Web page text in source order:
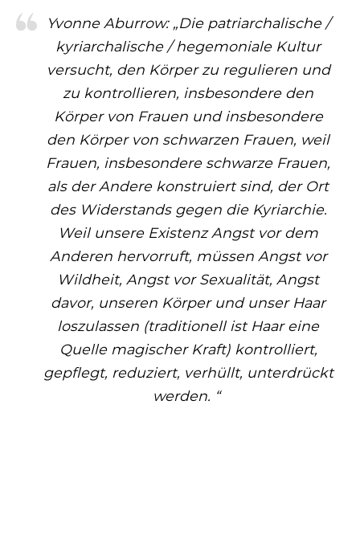
Yvonne Aburrow: „Die patriarchalische /
kyriarchalische / hegemoniale Kultur
versucht, den Körper zu regulieren und
zu kontrollieren, insbesondere den
Körper von Frauen und insbesondere
den Körper von schwarzen Frauen, weil
Frauen, insbesondere schwarze Frauen,
als der Andere konstruiert sind, der Ort
des Widerstands gegen die Kyriarchie.
Weil unsere Existenz Angst vor dem
Anderen hervorruft, müssen Angst vor
Wildheit, Angst vor Sexualität, Angst
davor, unseren Körper und unser Haar
loszulassen (traditionell ist Haar eine
Quelle magischer Kraft) kontrolliert,
gepflegt, reduziert, verhüllt, unterdrückt
werden. “